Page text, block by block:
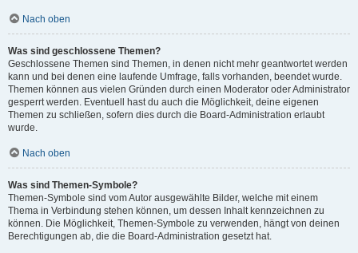
Nach oben
Was sind geschlossene Themen?
Geschlossene Themen sind Themen, in denen nicht mehr geantwortet werden
kann und bei denen eine laufende Umfrage, falls vorhanden, beendet wurde.
Themen können aus vielen Gründen durch einen Moderator oder Administrator
gesperrt werden. Eventuell hast du auch die Möglichkeit, deine eigenen
Themen zu schließen, sofern dies durch die Board-Administration erlaubt
wurde.
Nach oben
Was sind Themen-Symbole?
Themen-Symbole sind vom Autor ausgewählte Bilder, welche mit einem
Thema in Verbindung stehen können, um dessen Inhalt kennzeichnen zu
können. Die Möglichkeit, Themen-Symbole zu verwenden, hängt von deinen
Berechtigungen ab, die die Board-Administration gesetzt hat.